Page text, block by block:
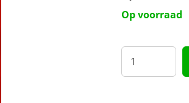
70
Op voorraad